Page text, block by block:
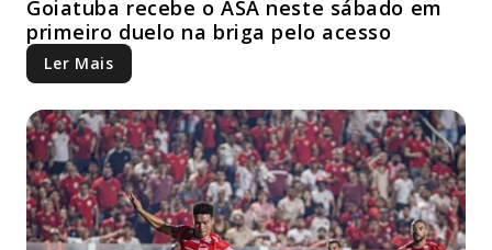
Goiatuba recebe o ASA neste sábado em
primeiro duelo na briga pelo acesso
Ler Mais